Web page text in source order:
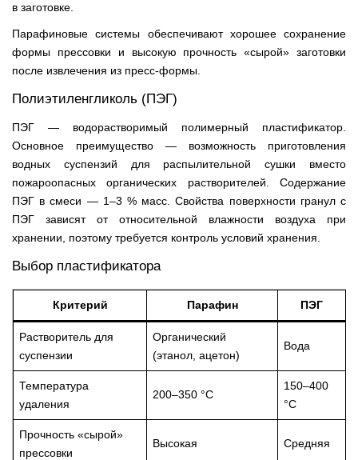
в заготовке.
Парафиновые системы обеспечивают хорошее сохранение
формы прессовки и высокую прочность «сырой» заготовки
после извлечения из пресс-формы.
Полиэтиленгликоль (ПЭГ)
ПЭГ — водорастворимый полимерный пластификатор.
Основное преимущество — возможность приготовления
водных суспензий для распылительной сушки вместо
пожароопасных органических растворителей. Содержание
ПЭГ в смеси — 1–3 % масс. Свойства поверхности гранул с
ПЭГ зависят от относительной влажности воздуха при
хранении, поэтому требуется контроль условий хранения.
Выбор пластификатора
Критерий Парафин ПЭГ
Растворитель для
суспензии
Органический
(этанол, ацетон)
Вода
Температура
удаления
200–350 °C
150–400
°C
Прочность «сырой»
прессовки
Высокая Средняя